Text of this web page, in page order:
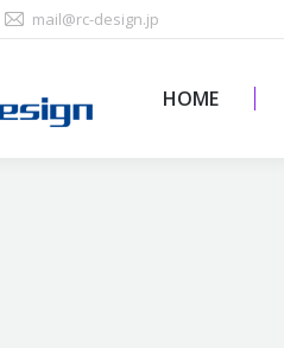
mail@rc-design.jp
HOME
HOME